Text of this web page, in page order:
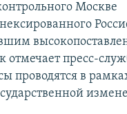
Москве
пресс-
проводятся в